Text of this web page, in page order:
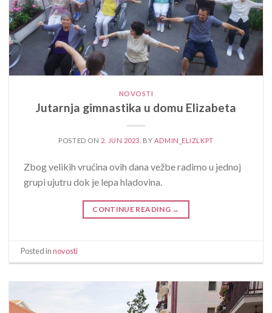
NOVOSTI
Jutarnja gimnastika u domu Elizabeta
POSTED ON 2. JUN 2023. BY ADMIN_ELIZLKPT
Zbog velikih vrućina ovih dana vežbe radimo u jednoj
grupi ujutru dok je lepa hladovina.
CONTINUE READING →
Posted innovosti